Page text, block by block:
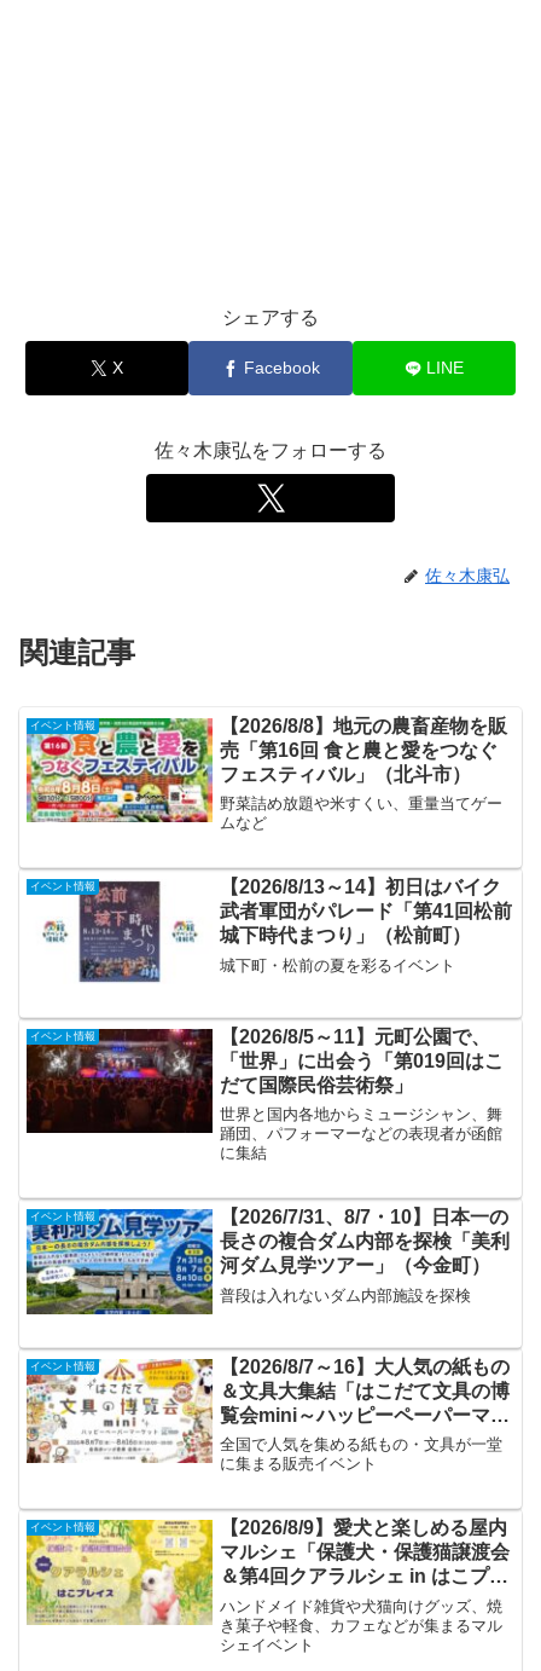
シェアする
X Facebook LINE
佐々木康弘をフォローする
佐々木康弘
関連記事
イベント情報
【2026/8/8】地元の農畜産物を販
売「第16回 食と農と愛をつなぐ
フェスティバル」（北斗市）
野菜詰め放題や米すくい、重量当てゲー
ムなど
イベント情報
【2026/8/13～14】初日はバイク
武者軍団がパレード「第41回松前
城下時代まつり」（松前町）
城下町・松前の夏を彩るイベント
イベント情報
【2026/8/5～11】元町公園で、
「世界」に出会う「第019回はこ
だて国際民俗芸術祭」
世界と国内各地からミュージシャン、舞
踊団、パフォーマーなどの表現者が函館
に集結
イベント情報
【2026/7/31、8/7・10】日本一の
長さの複合ダム内部を探検「美利
河ダム見学ツアー」（今金町）
普段は入れないダム内部施設を探検
イベント情報
【2026/8/7～16】大人気の紙もの
＆文具大集結「はこだて文具の博
覧会mini～ハッピーペーパーマー
ケット～」
全国で人気を集める紙もの・文具が一堂
に集まる販売イベント
イベント情報
【2026/8/9】愛犬と楽しめる屋内
マルシェ「保護犬・保護猫譲渡会
＆第4回クアラルシェ in はこプレ
イス」
ハンドメイド雑貨や犬猫向けグッズ、焼
き菓子や軽食、カフェなどが集まるマル
シェイベント